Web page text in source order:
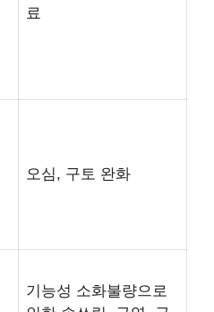
료
오심, 구토 완화
기능성 소화불량으로